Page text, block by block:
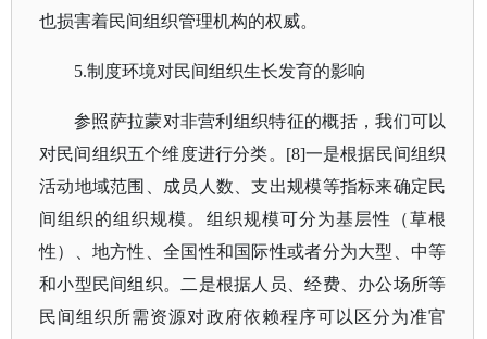
也损害着民间组织管理机构的权威。
5.制度环境对民间组织生长发育的影响
参照萨拉蒙对非营利组织特征的概括，我们可以
对民间组织五个维度进行分类。 [8]一是根据民间组织
活动地域范围、成员人数、支出规模等指标来确定民
间组织的组织规模。组织规模可分为基层性（草根
性）、地方性、全国性和国际性或者分为大型、中等
和小型民间组织。二是根据人员、经费、办公场所等
民间组织所需资源对政府依赖程序可以区分为准官